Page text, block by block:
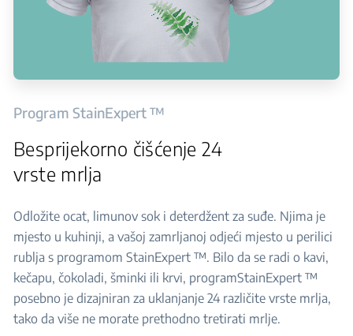
Program StainExpert ™
Besprijekorno čišćenje 24
vrste mrlja
Odložite ocat, limunov sok i deterdžent za suđe. Njima je
mjesto u kuhinji, a vašoj zamrljanoj odjeći mjesto u perilici
rublja s programom StainExpert ™. Bilo da se radi o kavi,
kečapu, čokoladi, šminki ili krvi, programStainExpert ™
posebno je dizajniran za uklanjanje 24 različite vrste mrlja,
tako da više ne morate prethodno tretirati mrlje.